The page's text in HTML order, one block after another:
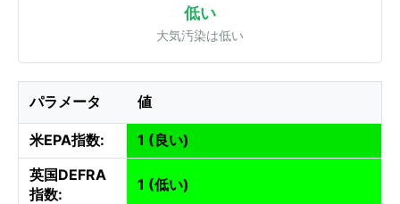
低い
大気汚染は低い
パラメータ 値
米EPA指数:
1 (良い)
英国DEFRA
指数:
1 (低い)